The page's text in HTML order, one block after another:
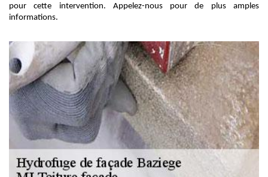
pour cette intervention. Appelez-nous pour de plus amples
informations.